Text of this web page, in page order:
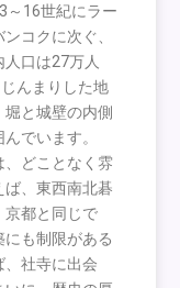
～16世紀にラー
コクに次ぐ、
口は27万人
んまりした地
と城壁の内側
んでいます。
、どことなく雰
ば、東西南北碁
京都と同じで
も制限がある
、社寺に出会